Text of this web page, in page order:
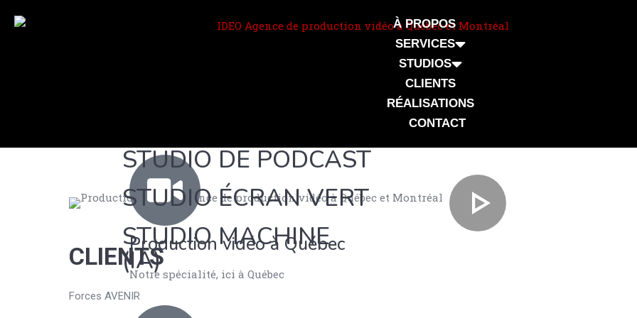
À PROPOS
SERVICES
Production vidéo à Québec
Notre spécialité, ici à Québec
STUDIOS
STUDIO DE PODCAST
STUDIO ÉCRAN VERT
STUDIO MACHINE
(IA)
CLIENTS
RÉALISATIONS
CONTACT
CLIENTS
Forces AVENIR